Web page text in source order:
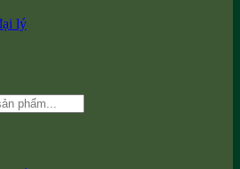
lý